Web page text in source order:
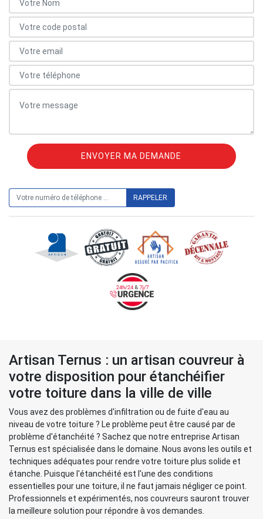
Artisan Ternus : un artisan couvreur à
votre disposition pour étanchéifier
votre toiture dans la ville de ville
Vous avez des problèmes d'infiltration ou de fuite d'eau au
niveau de votre toiture ? Le problème peut être causé par de
problème d'étanchéité ? Sachez que notre entreprise Artisan
Ternus est spécialisée dans le domaine. Nous avons les outils et
techniques adéquates pour rendre votre toiture plus solide et
étanche. Puisque l'étanchéité est l'une des conditions
essentielles pour une toiture, il ne faut jamais négliger ce point.
Professionnels et expérimentés, nos couvreurs sauront trouver
la meilleure solution pour répondre à vos demandes.